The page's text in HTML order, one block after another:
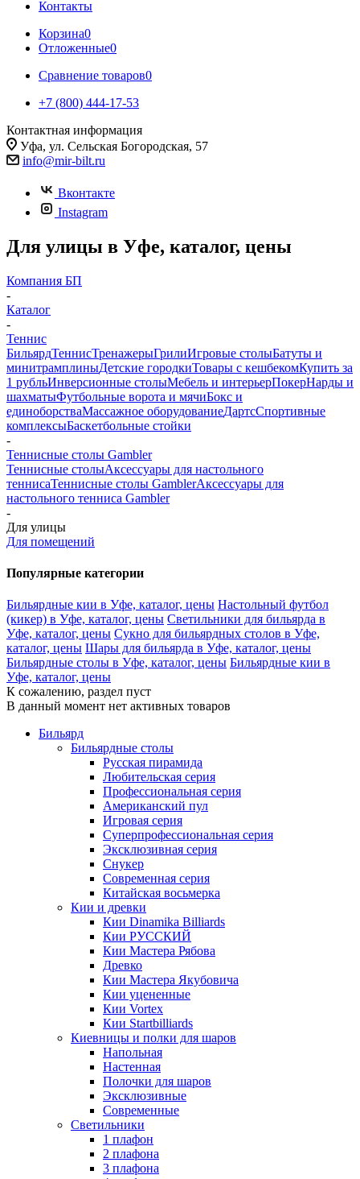
Контакты
Корзина0
Отложенные0
Сравнение товаров0
+7 (800) 444-17-53
Контактная информация
Уфа, ул. Сельская Богородская, 57
info@mir-bilt.ru
Вконтакте
Instagram
Для улицы в Уфе, каталог, цены
Компания БП
-
Каталог
-
Теннис
БильярдТеннисТренажерыГрилиИгровые столыБатуты и
минитрамплиныДетские городкиТовары с кешбекомКупить за
1 рубльИнверсионные столыМебель и интерьерПокерНарды и
шахматыФутбольные ворота и мячиБокс и
единоборстваМассажное оборудованиеДартсСпортивные
комплексыБаскетбольные стойки
-
Теннисные столы Gambler
Теннисные столыАксессуары для настольного
теннисаТеннисные столы GamblerАксессуары для
настольного тенниса Gambler
-
Для улицы
Для помещений
Популярные категории
Бильярдные кии в Уфе, каталог, цены Настольный футбол
(кикер) в Уфе, каталог, цены Светильники для бильярда в
Уфе, каталог, цены Сукно для бильярдных столов в Уфе,
каталог, цены Шары для бильярда в Уфе, каталог, цены
Бильярдные столы в Уфе, каталог, цены Бильярдные кии в
Уфе, каталог, цены
К сожалению, раздел пуст
В данный момент нет активных товаров
Бильярд
Бильярдные столы
Русская пирамида
Любительская серия
Профессиональная серия
Американский пул
Игровая серия
Суперпрофессиональная серия
Эксклюзивная серия
Снукер
Современная серия
Китайская восьмерка
Кии и древки
Кии Dinamika Billiards
Кии РУССКИЙ
Кии Мастера Рябова
Древко
Кии Мастера Якубовича
Кии уцененные
Кии Vortex
Кии Startbilliards
Киевницы и полки для шаров
Напольная
Настенная
Полочки для шаров
Эксклюзивные
Современные
Светильники
1 плафон
2 плафона
3 плафона